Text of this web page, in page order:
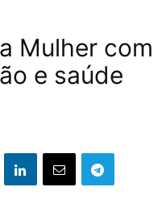
Mulher com
e saúde